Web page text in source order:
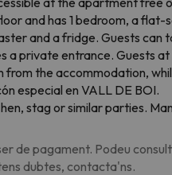
and has 1 bedroom, a
and a fridge. Guests
private entrance. Guests
from the accommodation,
especial en VALL DE BOI.
stag or similar parties.
de pagament. Podeu
dubtes, contacta'ns.